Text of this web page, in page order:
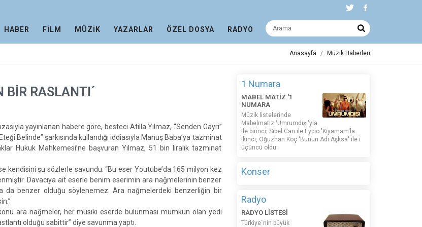
HABER FİLM MÜZİK YAZARLAR ÖZEL DOSYA RADYO
Anasayfa Müzik Haberleri
BİR RASLANTI´
yayınlanan habere göre, besteci Atilla Yılmaz, “Senden Gayri”
Belinde” şarkısında kullandığı iddiasıyla Manuş Baba’ya tazminat
Hukuk Mahkemesi’ne başvuran Yılmaz, 51 bin liralık tazminat
kendisini şu sözlerle savundu: “Bu eser Youtube’da 165 milyon kez
Davacıya ait eserle benim eserimin ara nağmelerinin benzer
da benzer olduğu söylenemez. Ara nağmelerdeki benzerliğin bir
konu ara nağmeler, her musiki eserde bulunması mümkün olan yedi
olduğu sabittir” diye savunma yaptı.
1 Numara
MABEL MATİZ '1
NUMARA
Müzik listelerinde
Mabelmatiz ‘Umrumdışı'yla
ile birinci, Sibel Can ile Eypio 'Kıyamam'la
ikinci, Oğuzhan Koç 'Bunun Adı Aşksa' ile i
üçüncü oldu.
Konser
Radyo
RADYO LİSTESİ
Türkiye´nin büyük